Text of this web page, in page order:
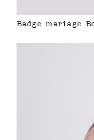
Badge mariage